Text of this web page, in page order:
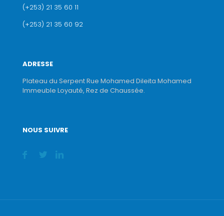
(+253) 21 35 60 11
(+253) 21 35 60 92
ADRESSE
Plateau du Serpent Rue Mohamed Dileita Mohamed
Immeuble Loyauté, Rez de Chaussée.
NOUS SUIVRE